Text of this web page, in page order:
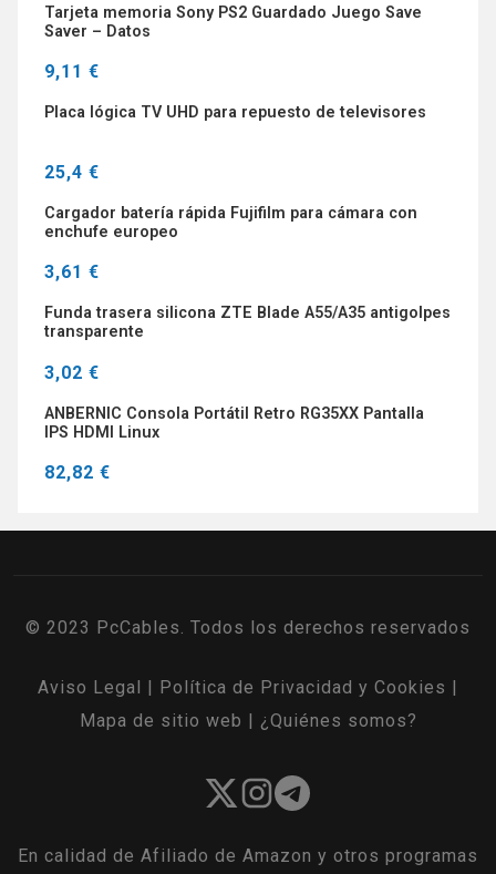
Tarjeta memoria Sony PS2 Guardado Juego Save
Saver – Datos
9,11 €
Placa lógica TV UHD para repuesto de televisores
25,4 €
Cargador batería rápida Fujifilm para cámara con
enchufe europeo
3,61 €
Funda trasera silicona ZTE Blade A55/A35 antigolpes
transparente
3,02 €
ANBERNIC Consola Portátil Retro RG35XX Pantalla
IPS HDMI Linux
82,82 €
© 2023 PcCables. Todos los derechos reservados
Aviso Legal Política de Privacidad y Cookies
Mapa de sitio web
¿Quiénes somos?
En calidad de Afiliado de Amazon y otros programas